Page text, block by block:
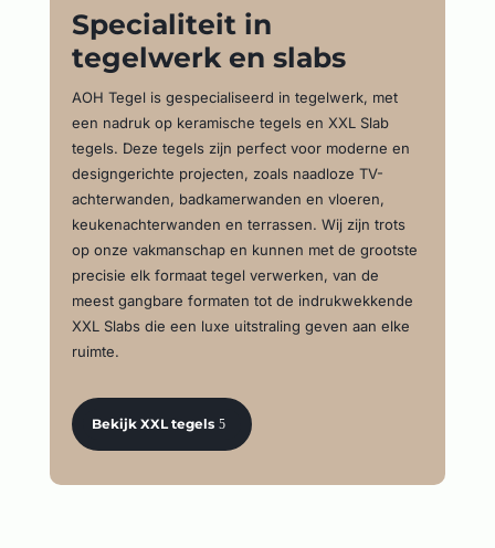
Specialiteit in
tegelwerk en slabs
AOH Tegel is gespecialiseerd in tegelwerk, met
een nadruk op keramische tegels en XXL Slab
tegels. Deze tegels zijn perfect voor moderne en
designgerichte projecten, zoals naadloze TV-
achterwanden, badkamerwanden en vloeren,
keukenachterwanden en terrassen. Wij zijn trots
op onze vakmanschap en kunnen met de grootste
precisie elk formaat tegel verwerken, van de
meest gangbare formaten tot de indrukwekkende
XXL Slabs die een luxe uitstraling geven aan elke
ruimte.
Bekijk XXL tegels